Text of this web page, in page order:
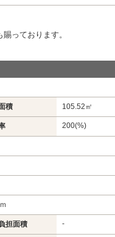
っております。
積 105.52㎡
200(%)
担面積 -